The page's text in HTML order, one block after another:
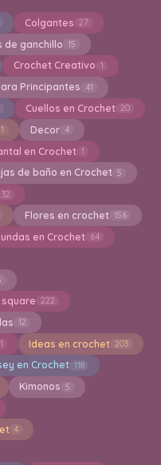
Colgantes 27
de ganchillo 15
Crochet Creativo 1
Principantes 41
Cuellos en Crochet 20
1 Decor 4
en Crochet 1
de baño en Crochet 5
32
Flores en crochet 156
en Crochet 64
square 222
12
Ideas en crochet 203
en Crochet 118
Kimonos 5
4